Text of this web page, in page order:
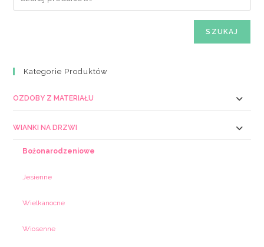
SZUKAJ
Kategorie Produktów
OZDOBY Z MATERIAŁU
WIANKI NA DRZWI
Bożonarodzeniowe
Jesienne
Wielkanocne
Wiosenne